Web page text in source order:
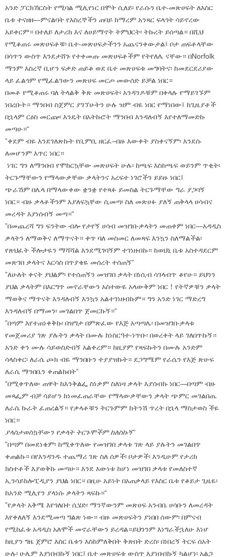
አንድ ፓርክኸርስት የሚባል ሚሊየነር በሞት ሲለይ፡ የራሱን ቤተ-መጽሀፍት ለእስር
ቤቱ ተናዘዘ—ምናልባት የእስረኞችን ጠባይ ከማረም አንጻር ፍላጎት ሳይኖረው
አይቀርም። በተለይ ለታሪክ እና ለሀይማኖት ትምህርት፡ ትኩረት ይሰጣል። በሺህ
የሚቆጠሩ መጽሀፍቶቹ፡ ቤተ-መጽሀፍታችንን አጨናንቀውታል፤ ቦታ ጠፍቶላቸው
በሳጥን ውስጥ እንደታሸጉ የተቀመጡ መጽሀፍቶችም የትየለሌ ናቸው። በNorfolk
ማንም እስረኛ ቢሆን ፍቃድ ጠይቆ ወደ ቤተ መጽሀፍቱ መግባትና፡ ከመደርደሪያው
ላይ ፈልጎም የሚፈልገውን መጽሀፍ መርጦ መውሰድ ይቻል ነበር።
በመቶ የሚቆጠሩ ባለ ትላልቅ ቅጽ መጽሀፍት፡ አንዳንዶቹም በቀላሉ የማይገኙም
ነበረቡት። ማንበብ ስጀምር ያገኘሁትን ሁሉ ዝም ብዬ ነበር የማነበው፤ ከጊዜያቶች
በኋላም ርዕስ መርጬ፡ እንዴት በአትኩሮት ማንበብ እንዳለብኝ እየተለማመድኩ
መጣሁ።“
”ቀደም ብዬ እንደገለጽኩት የቢምቢ ዘርፈ-ብዙ እውቀት ያስቀናኝም፡ እንደሱ
ለመሆንም እጥር ነበር።
ነገር ግን ለማንበብ የሞከርኳቸው መጽሀፍት ሁሉ፡ ከጫፍ እስከጫፍ ወይንም ጥቂት፡
ትርጉማቸውን የማላውቃቸው ቃላትንና አረፍተ ነገሮችን ይይዙ ነበር፤
ጭራሽም በሌላ በማላውቀው ቋንቋ የተጻፉ ይመስል ትርጉማቸው ግራ ያጋባኝ
ነበር። ብዙ ቃላቶችንም እያለፍኳቸው ሲመጣ፡ ስለ መጽሀፉ ያለኝ ጠቅላላ ሀሳብና
መረዳት እያነሰብኝ መጣ።“
”በመጨረሻ ግን ፍንትው ብሎ የታየኝ ሀሳብ መዝገበ-ቃላትን መጠቀም ነበር—አዳዲስ
ቃላትን ለማወቅና ለማጥናት። ቀጥ ባለ መስመር ለመጻፍ እንኳን ስለማልችል፡
የጽህፈት ችሎታዬን ማሻሻል እንደሚገባኝም ተገነዘብኩ። ከወህኒ ቤቱ አስተዳደርም
መጽገበ ቃላትና እርሳስ በጥያቄዬ መሰረት ተሰጠኝ“
”ለሁለት ቀናት ያህልም፡ የተሰጠኝን መዝገበ ቃላት በነሲብ ሳገላብጥ ቆየሁ። ይህንን
ያህል ቃላትም በእርግጥ መኖራቸውን አስተውዬ አላውቅም ነበር！የትኛዎቹን ቃላት
ማወቅና ማጥናት እንዳለብኝ እንኳን አልተገነዘብኩም። ግን አንድ ነገር ማድረግ
እንዳለብኝ በማመን፡ መገልበጥ ጀመርኩኝ።“
”በጣም እየተጠነቀቅኩ፡ በዝግታ በምጽፈው የእጅ አጣጣሌ፡ በመዝገበ-ቃላቱ
የመጀመሪያ ገጽ ያሉትን ቃላት በሙሉ ከነስርዓተ-ነጥቡ፡ በወረቀት ላይ ገለበጥኩኝ።
አንድ ቀን ሙሉ ሳይወስድብኝ አልቀረም። ከዚያም የጻፍኩትን በሙሉ አንድም
ሳላስቀር፡ ለራሴ ጮክ ብዬ ማንበቡን ተያያዝኩት። ደጋግሜም የራሴን የእጅ ጽሁፍ
ለራሴ ማንበቤን ቀጠልኩበት”
“በሚቀጥለው ጠዋት ከእንቅልፌ ስነቃም ስለነዛ ቃላት እያሰብኩ ነበር—በጣም ብዙ
መጻፌም ብቻ ሳይሆን ከነመፈጠራቸው የማላውቃቸውን ቃላት ጭምር መገልበጤ
ለራሴ ኩራት ፈጠረልኝ። የቃላቶቹን ትርጉምም ከትንሽ ጥረት በኋላ ማስታወስ ችዬ
ነበር።
ያላስታወስኳቸውን የቃላት ትርጉሞችም ከለስኩኝ“
”በጣም በመደነቄም፡ ከሚቀጥለው የመዝገበ ቃላቱ ገጽ ላይ ያሉትን መገልበጥ
ቀጠልኩ። በየእንዳንዱ ተጨማሪ ገጽ ስለ ሰዎች፡ ቦታዎች፡ እንዲሁም የታሪክ
ክስተቶች እያወቅኩ መጣሁ። እንደ እውነቱ ከሆነ መዝገበ ቃላቱ የመለስተኛ
ኢንሳይክሎፒዲያን ያህል ነበር። በዚሁ አይነት በአጠቃላይ የእስር ቤቱ የቆይታ ጊዜዬ፡
ከአንድ ሚሊየን ያላነሱ ቃላትን ጻፍኩ።“
”የቃላት አቅሜ እየጎለበተ ሲሄድ፡ ማንኛውንም መጽሀፍ አንብቤ ሀሳቡን ለመረዳት
እየቀለለኝ እንደሚመጣ ግልጽ ነው። ብዙ መጽሀፍትን ያነበበ ሰውም፡ በምናብ
የሚከፈቱ አዳዲስ አለሞች መኖራቸውን ይረዳል።ይህንንም እነግራችኋለሁ እነሆ
ከዚያን ግዜ ጀምሮ እስር ቤቱን እስከምለቅበት ቅጽበት ድረስ፡ በነበረኝ ትርፍ ሰአት
ሁሉ፡ ሁሌም እያነበብኩኝ ነበር፤ ቤተ መጽሀፍቱ ውስጥ እያነበብኩኝ ካልሆነ፡ አልጋ